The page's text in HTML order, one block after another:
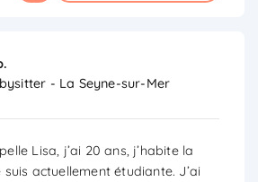
- La Seyne-sur-Mer
Lisa, j’ai 20 ans, j’habite la
suis actuellement étudiante. J’ai